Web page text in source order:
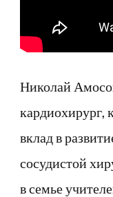
Николай
кардиохирург,
вклад в
сосудистой
в семье